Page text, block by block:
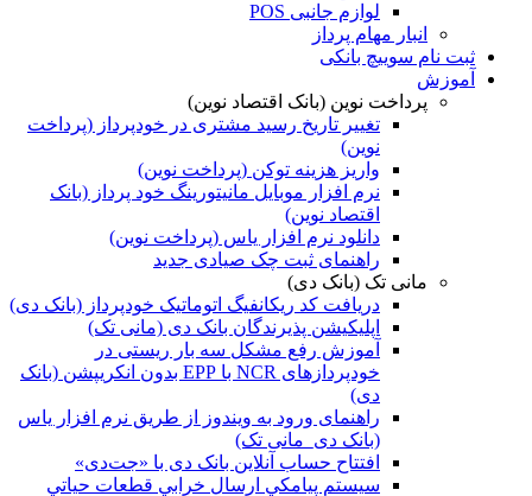
لوازم جانبی POS
انبار مهام پرداز
ثبت نام سوییچ بانکی
آموزش
پرداخت نوین (بانک اقتصاد نوین)
تغییر تاریخ رسید مشتری در خودپرداز (پرداخت
نوین)
واریز هزینه توکن (پرداخت نوین)
نرم افزار موبایل مانیتورینگ خود پرداز (بانک
اقتصاد نوین)
دانلود نرم افزار یاس (پرداخت نوین)
راهنمای ثبت چک صیادی جدید
مانی تک (بانک دی)
دریافت کد ریکانفیگ اتوماتیک خودپرداز (بانک دی)
اپلیکیشن پذیرندگان بانک دی (مانی تک)
آموزش رفع مشکل سه بار ریستی در
خودپردازهای NCR با EPP بدون‌ انکریپشن (بانک
دی)
راهنمای ورود به ویندوز از طریق نرم افزار یاس
(بانک دی_مانی تک)
افتتاح حساب آنلاین بانک دی با «جت‌دی»
سيستم پيامكي ارسال خرابي قطعات حياتي